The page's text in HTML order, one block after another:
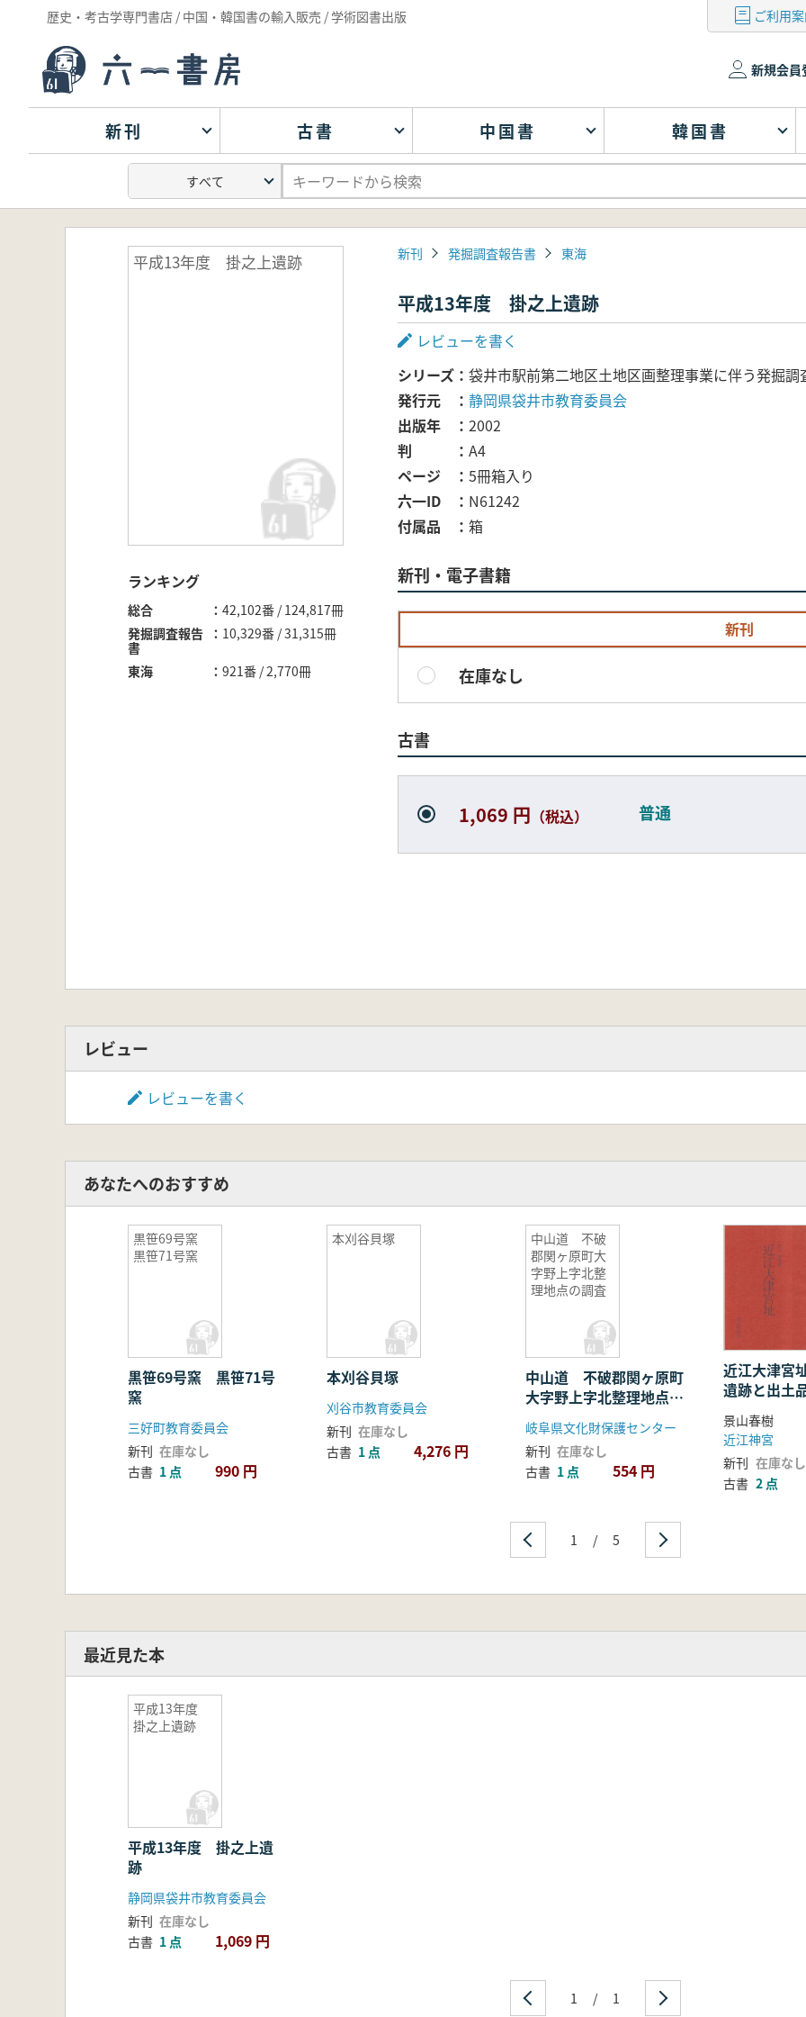
歴史・考古学専門書店 / 中国・韓国書の輸入販売 / 学術図書出版 ご利用
新規会員
新刊 古書 中国書 韓国書
平成13年度 掛之上遺跡
ランキング
総合
42,102番 / 124,817冊
発掘調査報告
書
10,329番 / 31,315冊
東海 921番 / 2,770冊
新刊 発掘調査報告書 東海
平成13年度 掛之上遺跡
レビューを書く
シリーズ
袋井市駅前第二地区土地区画整理事業に伴う発掘調
発行元
静岡県袋井市教育委員会
出版年
2002
判
A4
ページ
5冊箱入り
六一ID
N61242
付属品
箱
新刊・電子書籍
新刊
在庫なし
古書
1,069 円 （税込） 普通
レビュー
レビューを書く
あなたへのおすすめ
黒笹69号窯
黒笹71号窯
黒笹69号窯 黒笹71号
窯
三好町教育委員会
新刊 在庫なし
古書 1 点 990 円
本刈谷貝塚
本刈谷貝塚
刈谷市教育委員会
新刊 在庫なし
古書 1 点 4,276 円
中山道 不破
郡関ヶ原町大
字野上字北整
理地点の調査
中山道 不破郡関ヶ原町
大字野上字北整理地点の
調査
岐阜県文化財保護センター
新刊 在庫なし
古書 1 点 554 円
近江大津宮
遺跡と出土
景山春樹
近江神宮
新刊 在庫なし
古書 2 点
1 / 5
最近見た本
平成13年度
掛之上遺跡
平成13年度 掛之上遺
跡
静岡県袋井市教育委員会
新刊 在庫なし
古書 1 点 1,069 円
1 / 1